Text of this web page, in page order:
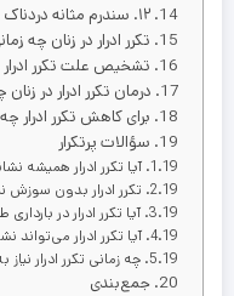
۱۲. سندرم مثانه دردناک یا التهاب مزمن مثانه
تکرر ادرار در زنان چه
تشخیص علت تکرر
درمان تکرر ادرار در
برای کاهش تکرر ادرار
سؤالات پرتکرار
آیا تکرر ادرار همیشه
تکرر ادرار بدون
آیا تکرر ادرار در
آیا تکرر ادرار می‌تواند
چه زمانی تکرر ادرار
جمع‌بندی